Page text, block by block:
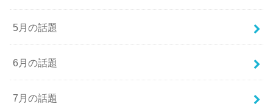
5月の話題
6月の話題
7月の話題